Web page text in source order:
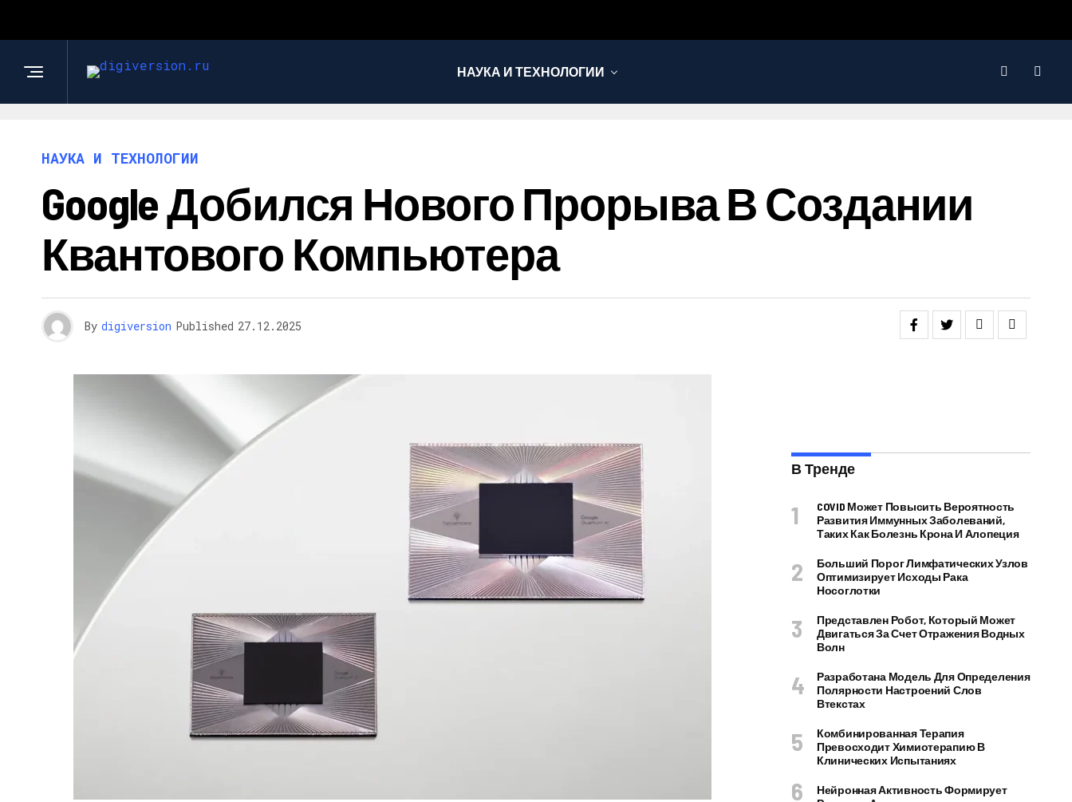
НАУКА И ТЕХНОЛОГИИ
НАУКА И ТЕХНОЛОГИИ
Google Добился Нового Прорыва В Создании
Квантового Компьютера
By digiversion Published 27.12.2025
В Тренде
COVID Может Повысить Вероятность
Развития Иммунных Заболеваний,
Таких Как Болезнь Крона И Алопеция
Больший Порог Лимфатических Узлов
Оптимизирует Исходы Рака
Носоглотки
Представлен Робот, Который Может
Двигаться За Счет Отражения Водных
Волн
Разработана Модель Для Определения
Полярности Настроений Слов
Втекстах
Комбинированная Терапия
Превосходит Химиотерапию В
Клинических Испытаниях
Нейронная Активность Формирует